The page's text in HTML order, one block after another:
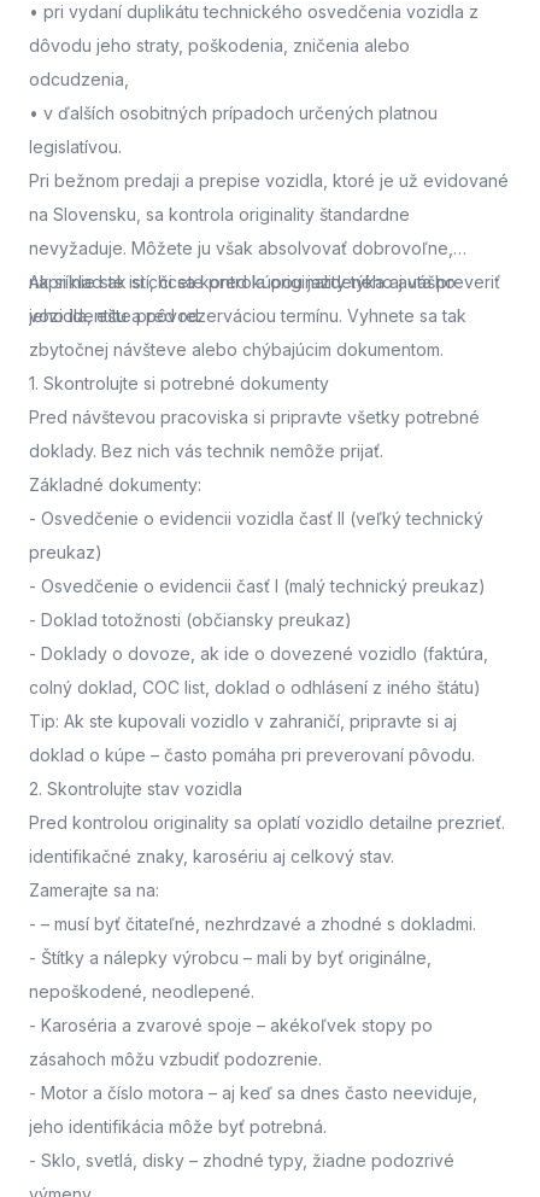
• pri vydaní duplikátu technického osvedčenia vozidla z
dôvodu jeho straty, poškodenia, zničenia alebo
odcudzenia,
• v ďalších osobitných prípadoch určených platnou
legislatívou.
Pri bežnom predaji a prepise vozidla, ktoré je už evidované
na Slovensku, sa kontrola originality štandardne
nevyžaduje. Môžete ju však absolvovať dobrovoľne,
napríklad ak si chcete pred kúpou jazdeného auta preveriť
jeho identitu a pôvod.
Ak si nie ste istí, či sa kontrola originality týka aj vášho
vozidla,ešte pred rezerváciou termínu. Vyhnete sa tak
zbytočnej návšteve alebo chýbajúcim dokumentom.
1. Skontrolujte si potrebné dokumenty
Pred návštevou pracoviska si pripravte všetky potrebné
doklady. Bez nich vás technik nemôže prijať.
Základné dokumenty:
- Osvedčenie o evidencii vozidla časť II (veľký technický
preukaz)
- Osvedčenie o evidencii časť I (malý technický preukaz)
- Doklad totožnosti (občiansky preukaz)
- Doklady o dovoze, ak ide o dovezené vozidlo (faktúra,
colný doklad, COC list, doklad o odhlásení z iného štátu)
Tip: Ak ste kupovali vozidlo v zahraničí, pripravte si aj
doklad o kúpe – často pomáha pri preverovaní pôvodu.
2. Skontrolujte stav vozidla
Pred kontrolou originality sa oplatí vozidlo detailne prezrieť.
identifikačné znaky, karosériu aj celkový stav.
Zamerajte sa na:
- – musí byť čitateľné, nezhrdzavé a zhodné s dokladmi.
- Štítky a nálepky výrobcu – mali by byť originálne,
nepoškodené, neodlepené.
- Karoséria a zvarové spoje – akékoľvek stopy po
zásahoch môžu vzbudiť podozrenie.
- Motor a číslo motora – aj keď sa dnes často neeviduje,
jeho identifikácia môže byť potrebná.
- Sklo, svetlá, disky – zhodné typy, žiadne podozrivé